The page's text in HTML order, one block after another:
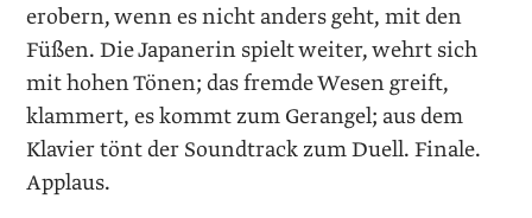
erobern, wenn es nicht anders geht, mit den
Füßen. Die Japanerin spielt weiter, wehrt sich
mit hohen Tönen; das fremde Wesen greift,
klammert, es kommt zum Gerangel; aus dem
Klavier tönt der Soundtrack zum Duell. Finale.
Applaus.